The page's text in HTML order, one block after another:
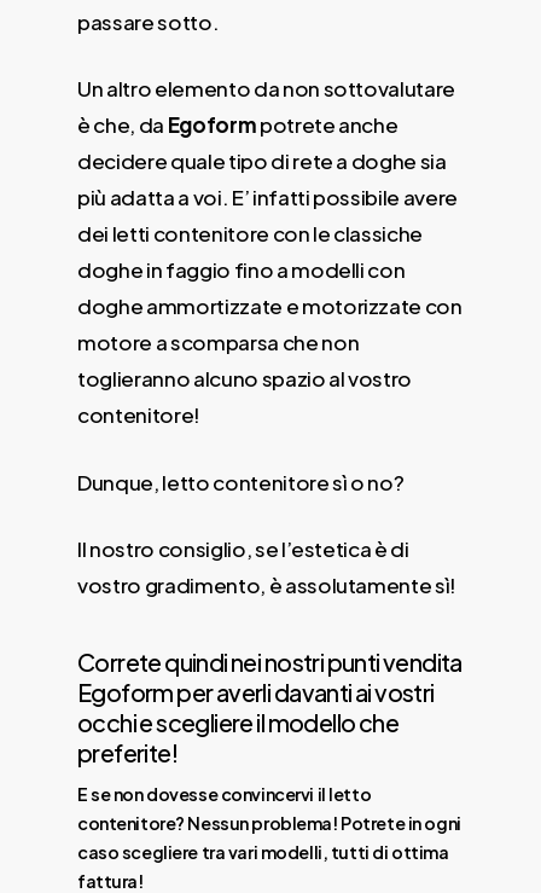
passare sotto.
Un altro elemento da non sottovalutare
è che, da Egoformpotrete anche
decidere quale tipo di rete a doghe sia
più adatta a voi. E’ infatti possibile avere
dei letti contenitore con le classiche
doghe in faggio fino a modelli con
doghe ammortizzate e motorizzate con
motore a scomparsa che non
toglieranno alcuno spazio al vostro
contenitore!
Dunque, letto contenitore sì o no?
Il nostro consiglio, se l’estetica è di
vostro gradimento, è assolutamente sì!
Correte quindi nei nostri punti vendita
Egoform per averli davanti ai vostri
occhi e scegliere il modello che
preferite!
E se non dovesse convincervi il letto
contenitore? Nessun problema! Potrete in ogni
caso scegliere tra vari modelli, tutti di ottima
fattura!